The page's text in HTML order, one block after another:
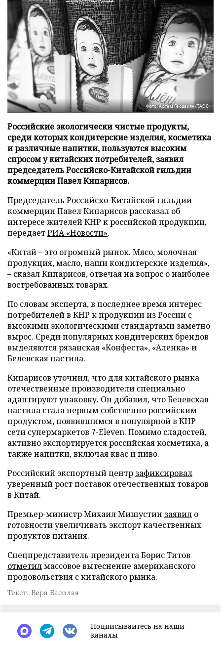
Фото: Артем Геодакян/ТАСС
Российские экологически чистые продукты,
среди которых кондитерские изделия, косметика
и различные напитки, пользуются высоким
спросом у китайских потребителей, заявил
председатель Российско-Китайской гильдии
коммерции Павел Кипарисов.
Председатель Российско-Китайской гильдии
коммерции Павел Кипарисов рассказал об
интересе жителей КНР к российской продукции,
передаетРИА «Новости».
«Китай – это огромный рынок. Мясо, молочная
продукция, масло, наши кондитерские изделия»,
– сказал Кипарисов, отвечая на вопрос о наиболее
востребованных товарах.
По словам эксперта, в последнее время интерес
потребителей в КНР к продукции из России с
высокими экологическими стандартами заметно
вырос. Среди популярных кондитерских брендов
выделяются рязанская «Конфеста», «Аленка» и
Белевская пастила.
Кипарисов уточнил, что для китайского рынка
отечественные производители специально
адаптируют упаковку. Он добавил, что Белевская
пастила стала первым собственно российским
продуктом, появившимся в популярной в КНР
сети супермаркетов 7-Eleven. Помимо сладостей,
активно экспортируется российская косметика, а
также напитки, включая квас и пиво.
Российский экспортный центр зафиксировал
уверенный рост поставок отечественных товаров
в Китай.
Премьер-министр Михаил Мишустин заявил о
готовности увеличивать экспорт качественных
продуктов питания.
Спецпредставитель президента Борис Титов
отметилмассовое вытеснение американского
продовольствия с китайского рынка.
Текст: Вера Басилая
Подписывайтесь на наши
каналы